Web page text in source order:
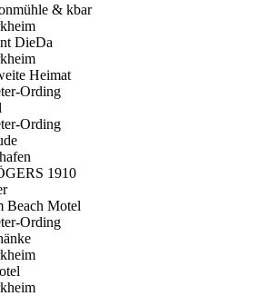
& kbar
DieDa
Heimat
Ording
Ording
1910
Beach Motel
Ording